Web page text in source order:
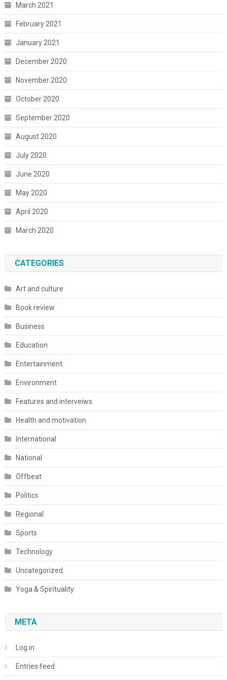
March 2021
February 2021
January 2021
December 2020
November 2020
October 2020
September 2020
August 2020
July 2020
June 2020
May 2020
April 2020
March 2020
CATEGORIES
Art and culture
Book review
Business
Education
Entertainment
Environment
Features and interveiws
Health and motivation
International
National
Offbeat
Politics
Regional
Sports
Technology
Uncategorized
Yoga & Spirituality
META
Log in
Entries feed